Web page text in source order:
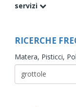
servizi
RICERCHE
Matera, Pisticci,